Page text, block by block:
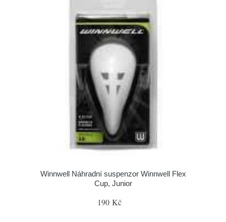
Winnwell Náhradní suspenzor Winnwell Flex
Cup, Junior
190 Kč